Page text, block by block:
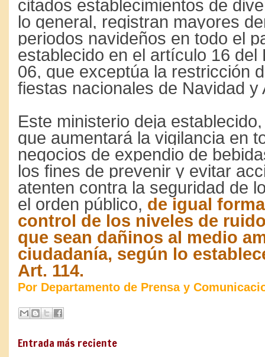
citados establecimientos de
lo general, registran mayores
periodos navideños en todo el
establecido en el artículo 16 del
06, que exceptúa la restricción
fiestas nacionales de Navidad y
Este ministerio deja
que aumentará la vigilancia en
negocios de expendio de
los fines de prevenir y evitar
atenten contra la seguridad de
el orden público, de igual
control de los niveles de
que sean dañinos al medio
ciudadanía, según lo
Art. 114.
Por Departamento de Prensa y
Entrada más reciente